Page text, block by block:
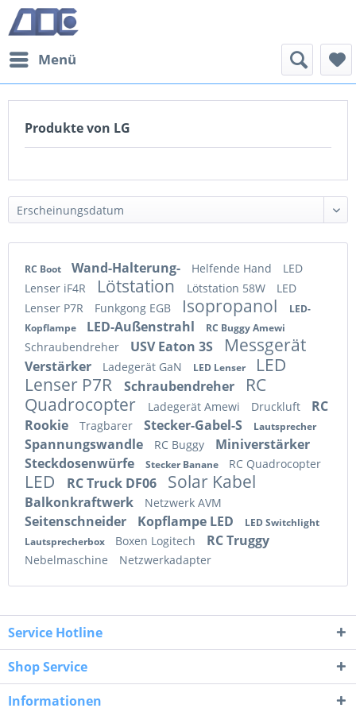
Menü
Produkte von LG
RC Boot Wand-Halterung- Helfende Hand
LED
Lenser iF4R
Lötstation Lötstation 58W
LED
Lenser P7R
Funkgong EGB Isopropanol
LED-
Kopflampe
LED-Außenstrahl RC Buggy Amewi
Schraubendreher USV Eaton 3S Messgerät
Verstärker Ladegerät GaN LED Lenser
LED
Lenser P7R
Schraubendreher
RC
Quadrocopter
Ladegerät Amewi Druckluft
RC
Rookie
Tragbarer Stecker-Gabel-S Lautsprecher
Spannungswandle RC Buggy
Miniverstärker
Steckdosenwürfe
Stecker Banane RC Quadrocopter
LED RC Truck DF06 Solar Kabel
Balkonkraftwerk Netzwerk AVM
Seitenschneider Kopflampe LED
LED Switchlight
Lautsprecherbox
Boxen Logitech RC Truggy
Nebelmaschine Netzwerkadapter
Service Hotline
Shop Service
Informationen